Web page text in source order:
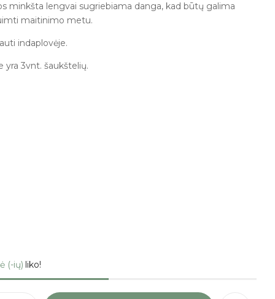
minkšta lengvai sugriebiama danga, kad būtų galima
maitinimo metu.
indaplovėje.
yra 3vnt. šaukštelių.
(-ių) liko!